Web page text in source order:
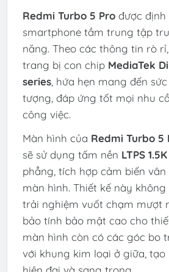
Redmi Turbo 5 Prođược định
smartphone tầm trung tập
năng. Theo các thông tin rò
trang bị con chip MediaTek
series, hứa hẹn mang đến
tượng, đáp ứng tốt mọi nhu
công việc.
Màn hình của Redmi Turbo 5
sẽ sử dụng tấm nền LTPS 1.5K
phẳng, tích hợp cảm biến
màn hình. Thiết kế này
trải nghiệm vuốt chạm mượt
bảo tính bảo mật cao cho
màn hình còn có các góc bo
với khung kim loại ở giữa, tạo